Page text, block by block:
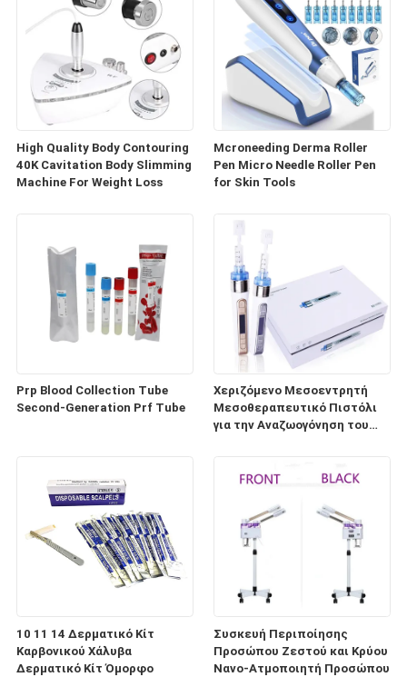
High Quality Body Contouring
40K Cavitation Body Slimming
Machine For Weight Loss
Mcroneeding Derma Roller
Pen Micro Needle Roller Pen
for Skin Tools
Prp Blood Collection Tube
Second-Generation Prf Tube
Χεριζόμενο Μεσοεντρητή
Μεσοθεραπευτικό Πιστόλι
για την Αναζωογόνηση του
10 11 14 Δερματικό Κίτ
Καρβονικού Χάλυβα
Δερματικό Κίτ Όμορφο
Συσκευή Περιποίησης
Προσώπου Ζεστού και Κρύου
Νανο-Ατμοποιητή Προσώπου